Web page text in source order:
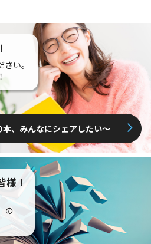
い。
本、みんなにシェアしたい〜
様！
の